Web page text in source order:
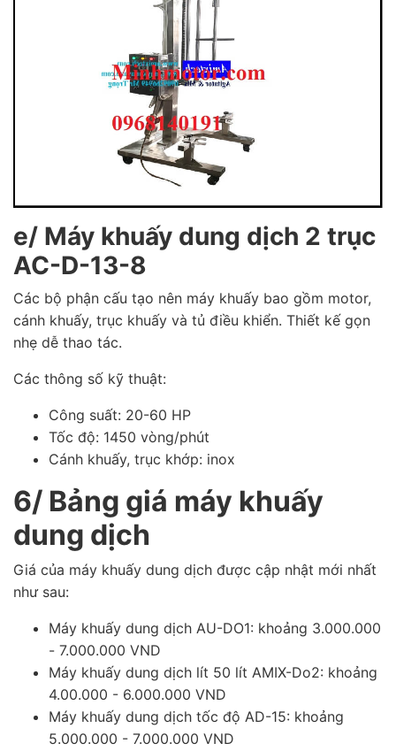
e/ Máy khuấy dung dịch 2 trục
AC-D-13-8
Các bộ phận cấu tạo nên máy khuấy bao gồm motor,
cánh khuấy, trục khuấy và tủ điều khiển. Thiết kế gọn
nhẹ dễ thao tác.
Các thông số kỹ thuật:
Công suất: 20-60 HP
Tốc độ: 1450 vòng/phút
Cánh khuấy, trục khớp: inox
6/ Bảng giá máy khuấy
dung dịch
Giá của máy khuấy dung dịch được cập nhật mới nhất
như sau:
Máy khuấy dung dịch AU-DO1: khoảng 3.000.000
- 7.000.000 VND
Máy khuấy dung dịch lít 50 lít AMIX-Do2: khoảng
4.00.000 - 6.000.000 VND
Máy khuấy dung dịch tốc độ AD-15: khoảng
5.000.000 - 7.000.000 VND